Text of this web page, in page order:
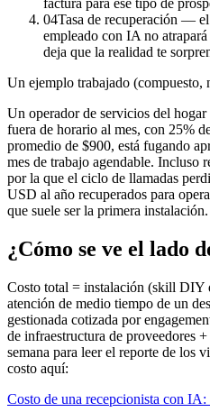
factura para ese tipo de
04Tasa de recuperación —
empleado con IA no
deja que la realidad te
Un ejemplo trabajado (compuesto,
Un operador de servicios del
fuera de horario al mes, con 25%
promedio de $900, está fugando
mes de trabajo agendable. Incluso
por la que el ciclo de llamadas
USD al año recuperados para
que suele ser la primera instalación.
¿Cómo se ve el lado
Costo total = instalación (skill DIY
atención de medio tiempo de un
gestionada cotizada por
de infraestructura de proveedores
semana para leer el reporte de los
costo aquí:
Costo de una recepcionista con IA: